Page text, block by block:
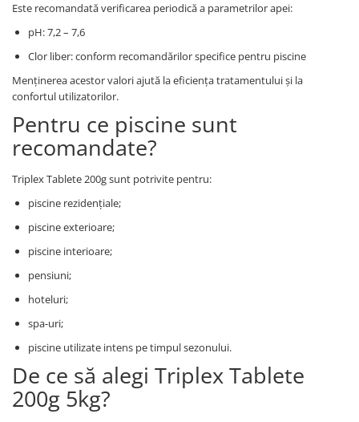
Este recomandată verificarea periodică a parametrilor apei:
pH: 7,2 – 7,6
Clor liber: conform recomandărilor specifice pentru piscine
Menținerea acestor valori ajută la eficiența tratamentului și la
confortul utilizatorilor.
Pentru ce piscine sunt
recomandate?
Triplex Tablete 200g sunt potrivite pentru:
piscine rezidențiale;
piscine exterioare;
piscine interioare;
pensiuni;
hoteluri;
spa-uri;
piscine utilizate intens pe timpul sezonului.
De ce să alegi Triplex Tablete
200g 5kg?